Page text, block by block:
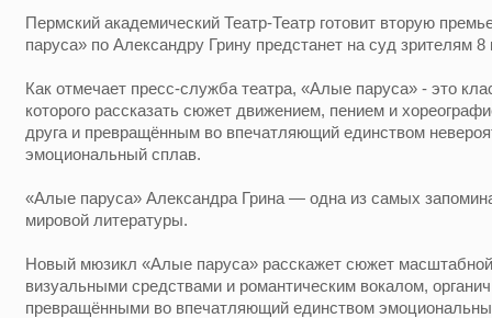
Пермский академический Театр-Театр готовит вторую
паруса» по Александру Грину предстанет на суд зрителям
Как отмечает пресс-служба театра, «Алые паруса» - это
которого рассказать сюжет движением, пением и
друга и превращённым во впечатляющий единством
эмоциональный сплав.
«Алые паруса» Александра Грина — одна из самых
мировой литературы.
Новый мюзикл «Алые паруса» расскажет сюжет
визуальными средствами и романтическим вокалом,
превращёнными во впечатляющий единством